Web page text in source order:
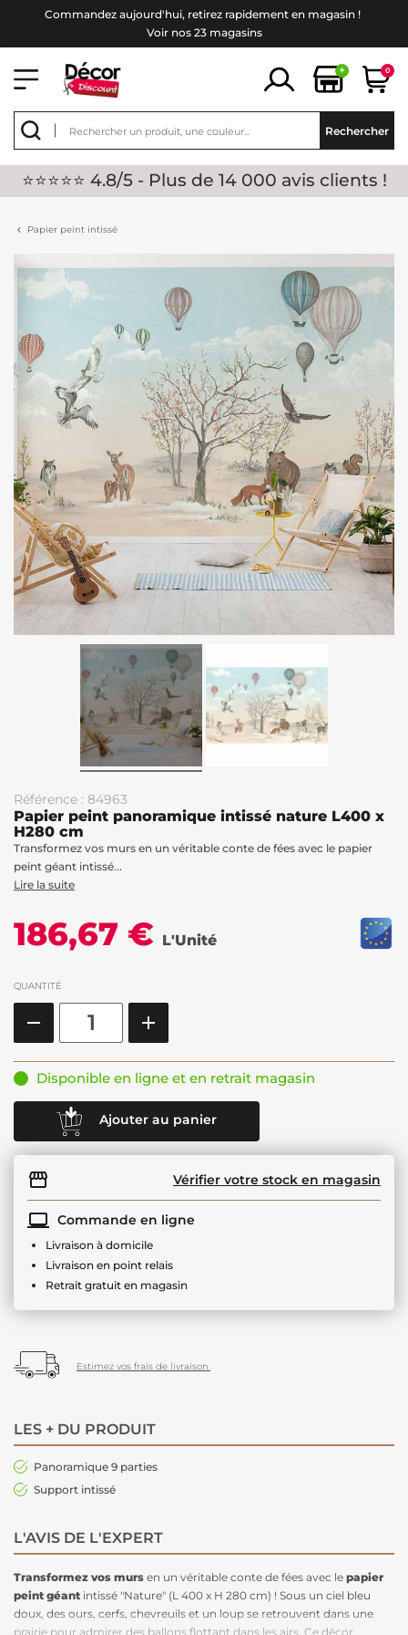
Commandez aujourd'hui, retirez rapidement en magasin !
Voir nos 23 magasins
+ 0
Rechercher
⭐⭐⭐⭐⭐ 4.8/5 - Plus de 14 000 avis clients !
Papier peint intissé
Référence : 84963
Papier peint panoramique intissé nature L400 x
H280 cm
Transformez vos murs en un véritable conte de fées avec le papier
peint géant intissé...
Lire la suite
186,67 € L'Unité
QUANTITÉ
Disponible en ligne et en retrait magasin
Ajouter au panier
Vérifier votre stock en magasin
Commande en ligne
Livraison à domicile
Livraison en point relais
Retrait gratuit en magasin
Estimez vos frais de livraison.
LES + DU PRODUIT
Panoramique 9 parties
Support intissé
L'AVIS DE L'EXPERT
Transformez vos murs en un véritable conte de fées avec le papier
peint géant intissé "Nature" (L 400 x H 280 cm) ! Sous un ciel bleu
doux, des ours, cerfs, chevreuils et un loup se retrouvent dans une
prairie pour admirer des ballons flottant dans les airs. Ce décor